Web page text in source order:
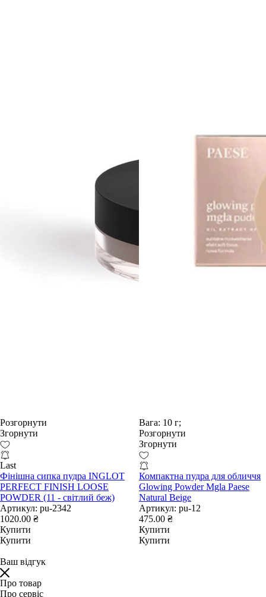
Розгорнути
Згорнути
Last
Фінішна сипка пудра INGLOT
PERFECT FINISH LOOSE
POWDER (11 - світлий беж)
Артикул: pu-2342
1020.00 ₴
Купити
Купити
Вага: 10 г;
Розгорнути
Згорнути
Компактна пудра для обличчя
Glowing Powder Mgla Paese
Natural Beige
Артикул: pu-12
475.00 ₴
Купити
Купити
Ваш відгук
Про товар
Про сервіс